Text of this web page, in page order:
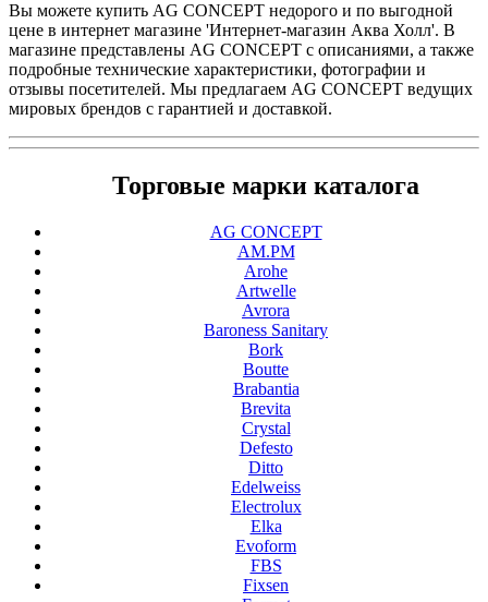
Вы можете купить AG CONCEPT недорого и по выгодной
цене в интернет магазине 'Интернет-магазин Аква Холл'. В
магазине представлены AG CONCEPT с описаниями, а также
подробные технические характеристики, фотографии и
отзывы посетителей. Мы предлагаем AG CONCEPT ведущих
мировых брендов с гарантией и доставкой.
Торговые марки каталога
AG CONCEPT
AM.PM
Arohe
Artwelle
Avrora
Baroness Sanitary
Bork
Boutte
Brabantia
Brevita
Crystal
Defesto
Ditto
Edelweiss
Electrolux
Elka
Evoform
FBS
Fixsen